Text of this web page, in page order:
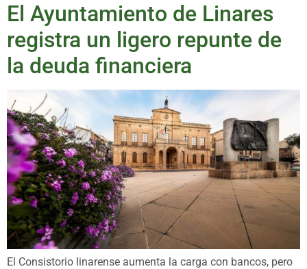
El Ayuntamiento de Linares
registra un ligero repunte de
la deuda financiera
El Consistorio linarense aumenta la carga con bancos, pero